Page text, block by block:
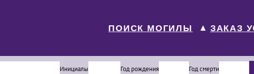
ПОИСК МОГИЛЫ ▼ ЗАКАЗ
Инициалы Год рождения Год смерти